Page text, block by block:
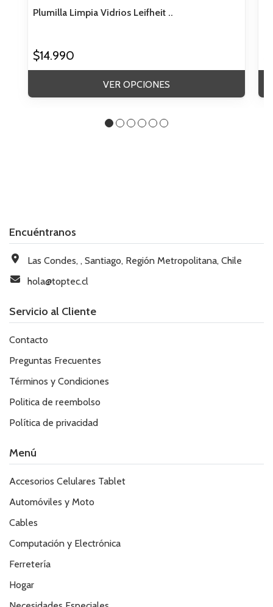
Plumilla Limpia Vidrios Leifheit ..
$14.990
VER OPCIONES
Encuéntranos
Las Condes, , Santiago, Región Metropolitana, Chile
hola@toptec.cl
Servicio al Cliente
Contacto
Preguntas Frecuentes
Términos y Condiciones
Politica de reembolso
Política de privacidad
Menú
Accesorios Celulares Tablet
Automóviles y Moto
Cables
Computación y Electrónica
Ferretería
Hogar